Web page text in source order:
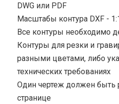
DWG или PDF
Масштабы контура DXF -
Все контуры необходимо
Контуры для резки и
разными цветами, либо
технических требованиях
Один чертеж должен быть
странице